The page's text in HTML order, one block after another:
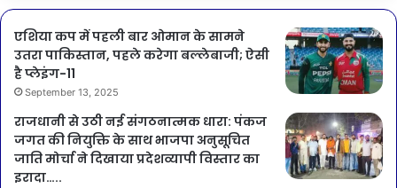
एशिया कप में पहली बार ओमान के सामने
उतरा पाकिस्तान, पहले करेगा बल्लेबाजी; ऐसी
है प्लेइंग-11
September 13, 2025
राजधानी से उठी नई संगठनात्मक धारा: पंकज
जगत की नियुक्ति के साथ भाजपा अनुसूचित
जाति मोर्चा ने दिखाया प्रदेशव्यापी विस्तार का
इरादा…..